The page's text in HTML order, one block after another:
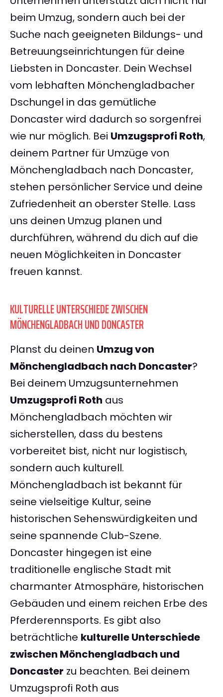
beim Umzug, sondern auch bei der
Suche nach geeigneten Bildungs- und
Betreuungseinrichtungen für deine
Liebsten in Doncaster. Dein Wechsel
vom lebhaften Mönchengladbacher
Dschungel in das gemütliche
Doncaster wird dadurch so sorgenfrei
wie nur möglich. Bei Umzugsprofi Roth,
deinem Partner für Umzüge von
Mönchengladbach nach Doncaster,
stehen persönlicher Service und deine
Zufriedenheit an oberster Stelle. Lass
uns deinen Umzug planen und
durchführen, während du dich auf die
neuen Möglichkeiten in Doncaster
freuen kannst.
KULTURELLE UNTERSCHIEDE ZWISCHEN
MÖNCHENGLADBACH UND DONCASTER
Planst du deinen Umzug von
Mönchengladbach nach Doncaster?
Bei deinem Umzugsunternehmen
Umzugsprofi Roth aus
Mönchengladbach möchten wir
sicherstellen, dass du bestens
vorbereitet bist, nicht nur logistisch,
sondern auch kulturell.
Mönchengladbach ist bekannt für
seine vielseitige Kultur, seine
historischen Sehenswürdigkeiten und
seine spannende Club-Szene.
Doncaster hingegen ist eine
traditionelle englische Stadt mit
charmanter Atmosphäre, historischen
Gebäuden und einem reichen Erbe des
Pferderennsports. Es gibt also
beträchtliche kulturelle Unterschiede
zwischen Mönchengladbach und
Doncaster zu beachten. Bei deinem
Umzugsprofi Roth aus